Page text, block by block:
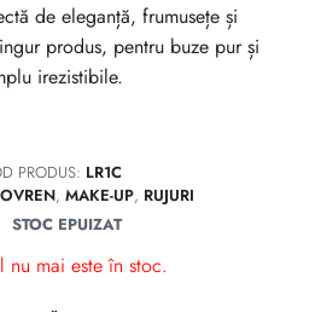
de eleganță, frumusețe și
produs, pentru buze pur și
irezistibile.
PRODUS: LR1C
, MAKE-UP, RUJURI
STOC EPUIZAT
nu mai este în stoc.